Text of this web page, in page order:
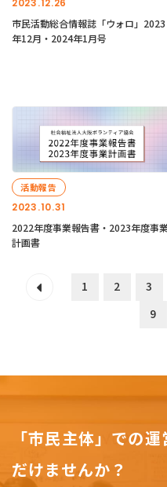
2023.12.26
市民活動総合情報誌「ウォロ」2023
年12月・2024年1月号
2023.10.31
活動報告
2022年度事業報告書・2023年度事業
計画書
1 2 3
9
「市民主体」での
だけませんか？